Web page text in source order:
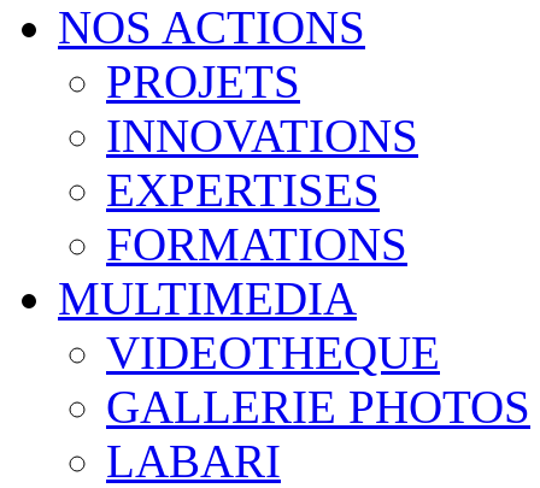
NOS ACTIONS
PROJETS
INNOVATIONS
EXPERTISES
FORMATIONS
MULTIMEDIA
VIDEOTHEQUE
GALLERIE PHOTOS
LABARI